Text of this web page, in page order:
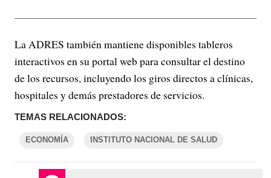
La ADRES también mantiene disponibles tableros
interactivos en su portal web para consultar el destino
de los recursos, incluyendo los giros directos a clínicas,
hospitales y demás prestadores de servicios.
TEMAS RELACIONADOS:
ECONOMÍA INSTITUTO NACIONAL DE SALUD